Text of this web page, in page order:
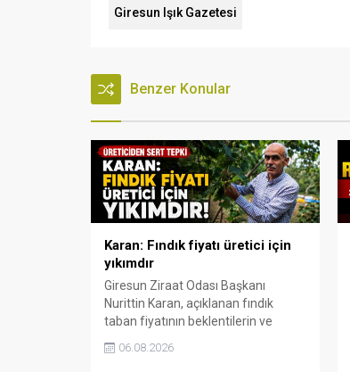
Giresun Işık Gazetesi
Benzer Konular
Karan: Fındık fiyatı üretici için
yıkımdır
Giresun Ziraat Odası Başkanı
Nurittin Karan, açıklanan fındık
taban fiyatının beklentilerin ve
üretim maliyetlerinin gerisinde
kaldığını belirterek, kararın üreticide
06.08.2026